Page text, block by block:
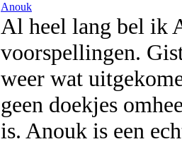
Anouk
Al heel lang bel ik
voorspellingen.
weer wat
geen doekjes
is. Anouk is een